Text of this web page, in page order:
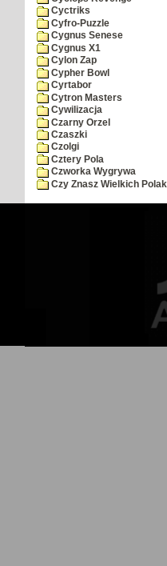
Cyctriks
Cyfro-Puzzle
Cygnus Senese
Cygnus X1
Cylon Zap
Cypher Bowl
Cyrtabor
Cytron Masters
Cywilizacja
Czarny Orzel
Czaszki
Czolgi
Cztery Pola
Czworka Wygrywa
Czy Znasz Wielkich